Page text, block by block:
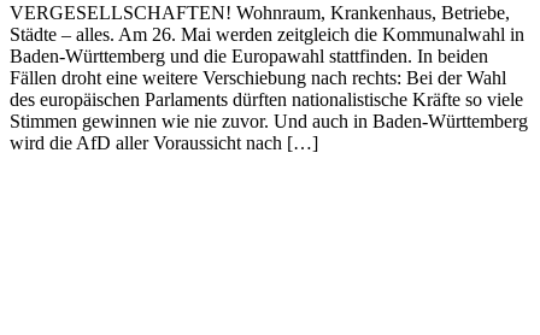
VERGESELLSCHAFTEN! Wohnraum, Krankenhaus, Betriebe,
Städte – alles. Am 26. Mai werden zeitgleich die Kommunalwahl in
Baden-Württemberg und die Europawahl stattfinden. In beiden
Fällen droht eine weitere Verschiebung nach rechts: Bei der Wahl
des europäischen Parlaments dürften nationalistische Kräfte so viele
Stimmen gewinnen wie nie zuvor. Und auch in Baden-Württemberg
wird die AfD aller Voraussicht nach […]